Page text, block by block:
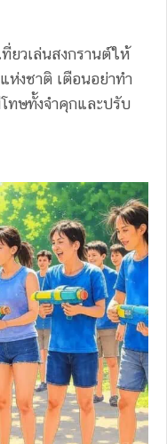
ยวเล่นสงกรานต์ให้
ห่งชาติ เตือนอย่าทำ
ทษทั้งจำคุกและปรับ